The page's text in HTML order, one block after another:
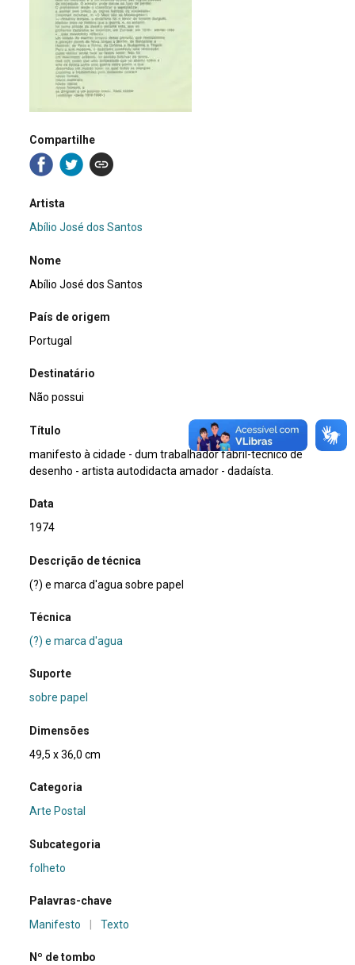
Compartilhe
Artista
Abílio José dos Santos
Nome
Abílio José dos Santos
País de origem
Portugal
Destinatário
Não possui
Título
manifesto à cidade - dum trabalhador fabril-técnico de
desenho - artista autodidacta amador - dadaísta.
Data
1974
Descrição de técnica
(?) e marca d'agua sobre papel
Técnica
(?) e marca d'agua
Suporte
sobre papel
Dimensões
49,5 x 36,0 cm
Categoria
Arte Postal
Subcategoria
folheto
Palavras-chave
Manifesto
Texto
Nº de tombo